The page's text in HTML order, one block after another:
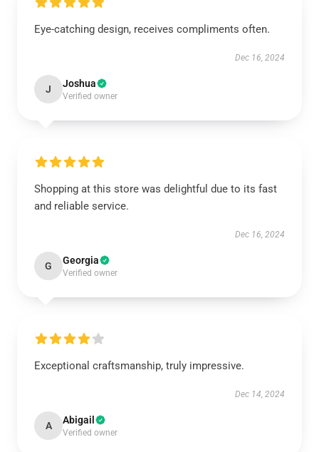
Eye-catching design, receives compliments often.
Dec 16, 2024
J Joshua
Verified owner
Shopping at this store was delightful due to its fast
and reliable service.
Dec 16, 2024
G Georgia
Verified owner
Exceptional craftsmanship, truly impressive.
Dec 14, 2024
A Abigail
Verified owner